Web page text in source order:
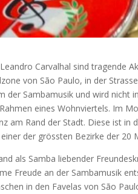
Carvalhal sind tragende
von São Paulo, in der
der Sambamusik und wird nicht
eines Wohnviertels. Im
am Rand der Stadt. Diese ist
der grössten Bezirke der 20
als Samba liebender
Freude an der Sambamusik
in den Favelas von São